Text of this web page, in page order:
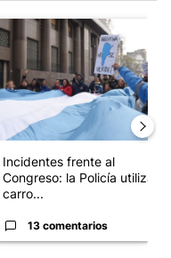
"Las inconsistencias de
artículo de tendencia con
Incidentes frente al
Congreso: la Policía utiliza
carro...
13 comentarios